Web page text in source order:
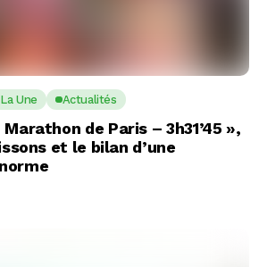
Une Actualités
de Paris – 3h31’45 »,
et le bilan d’une